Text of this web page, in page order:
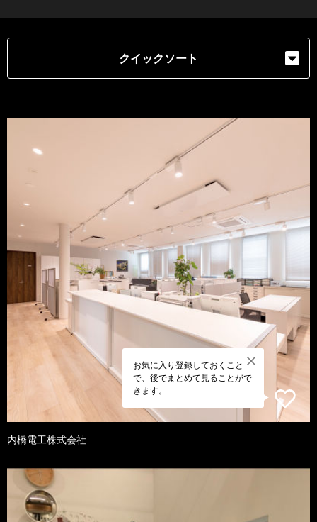
クイックソート
お気に入り登録しておくこと
で、後でまとめて見ることがで
きます。
内橋電工株式会社